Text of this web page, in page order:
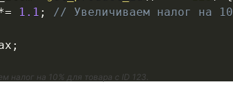
1.1 ;
// Увеличиваем налог на
;
налог на 10% для товара с ID 123.